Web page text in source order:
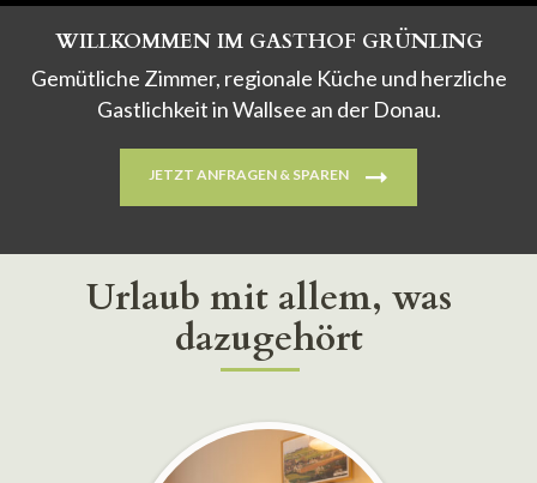
WILLKOMMEN IM GASTHOF GRÜNLING
Gemütliche Zimmer, regionale Küche und herzliche
Gastlichkeit in Wallsee an der Donau.
JETZT ANFRAGEN & SPAREN
Urlaub mit allem, was
dazugehört